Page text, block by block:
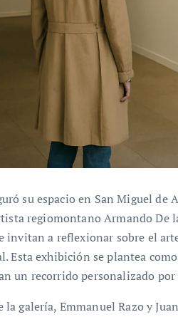
su espacio en San Miguel
regiomontano Armando De
invitan a reflexionar sobre el
Esta exhibición se plantea
un recorrido personalizado
la galería, Emmanuel Razo y